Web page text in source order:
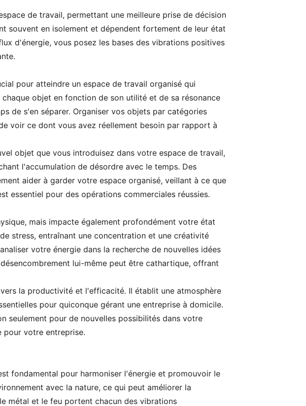
de travail, permettant une meilleure prise de décision
souvent en isolement et dépendent fortement de leur état
d'énergie, vous posez les bases des vibrations positives
pour atteindre un espace de travail organisé qui
objet en fonction de son utilité et de sa résonance
de s'en séparer. Organiser vos objets par catégories
voir ce dont vous avez réellement besoin par rapport à
objet que vous introduisez dans votre espace de travail,
l'accumulation de désordre avec le temps. Des
aider à garder votre espace organisé, veillant à ce que
essentiel pour des opérations commerciales réussies.
mais impacte également profondément votre état
stress, entraînant une concentration et une créativité
votre énergie dans la recherche de nouvelles idées
lui-même peut être cathartique, offrant
la productivité et l'efficacité. Il établit une atmosphère
pour quiconque gérant une entreprise à domicile.
seulement pour de nouvelles possibilités dans votre
pour votre entreprise.
fondamental pour harmoniser l'énergie et promouvoir le
avec la nature, ce qui peut améliorer la
métal et le feu portent chacun des vibrations